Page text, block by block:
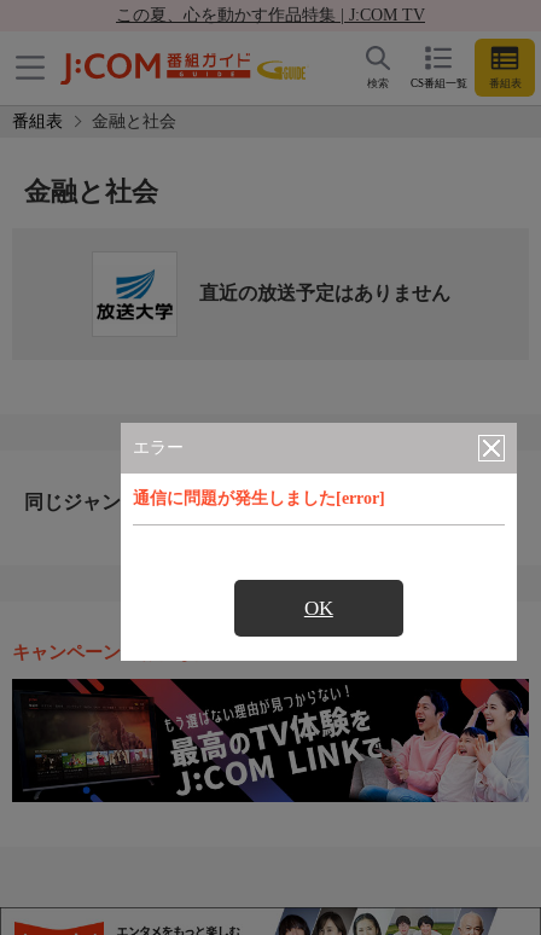
この夏、心を動かす作品特集 | J:COM TV
CS番組一覧 番組表
検索
番組表 金融と社会
エラー
通信に問題が発生しました[error]
OK
金融と社会
直近の放送予定はありません
同じジャンルのおすすめ番組
キャンペーン・お得な情報